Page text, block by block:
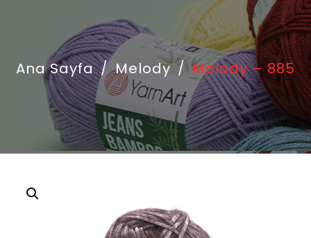
Ana Sayfa / Melody / Melody – 885